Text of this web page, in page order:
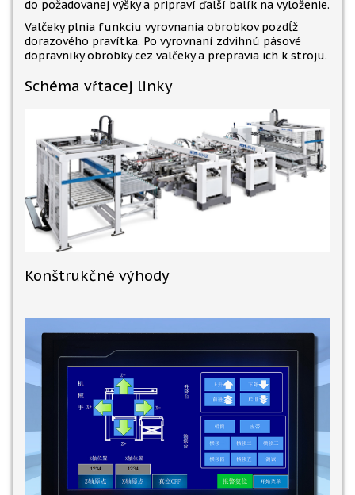
do požadovanej výšky a pripraví ďalší balík na vyloženie.
Valčeky plnia funkciu vyrovnania obrobkov pozdĺž
dorazového pravítka. Po vyrovnaní zdvihnú pásové
dopravníky obrobky cez valčeky a prepravia ich k stroju.
Schéma vŕtacej linky
Konštrukčné výhody